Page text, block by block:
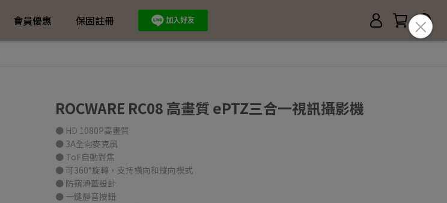
會員優惠 保固註冊
ROCWARE RC08 高畫質 ePTZ三合一視訊攝影機
● HD 1080P高畫質
● 3A全向麥克風
● ToF自動對焦
● 可360°旋轉，支持橫向和縱向模式
● 防窺滑蓋設計
● 一鍵靜音按鈕